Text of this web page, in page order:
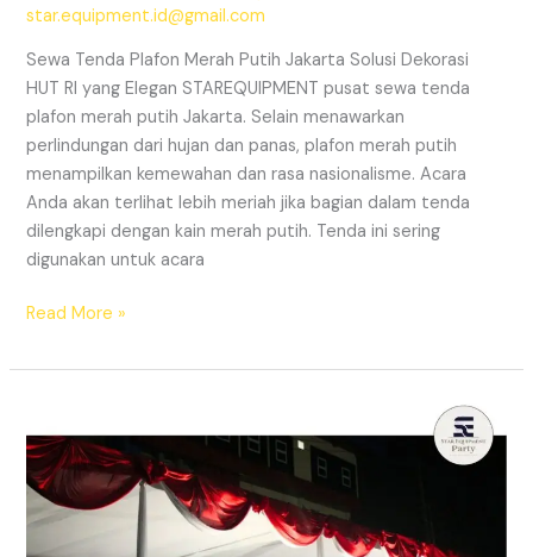
star.equipment.id@gmail.com
Sewa Tenda Plafon Merah Putih Jakarta Solusi Dekorasi
HUT RI yang Elegan STAREQUIPMENT pusat sewa tenda
plafon merah putih Jakarta. Selain menawarkan
perlindungan dari hujan dan panas, plafon merah putih
menampilkan kemewahan dan rasa nasionalisme. Acara
Anda akan terlihat lebih meriah jika bagian dalam tenda
dilengkapi dengan kain merah putih. Tenda ini sering
digunakan untuk acara
SEWA
PLAFON
JAKARTA
Read More »